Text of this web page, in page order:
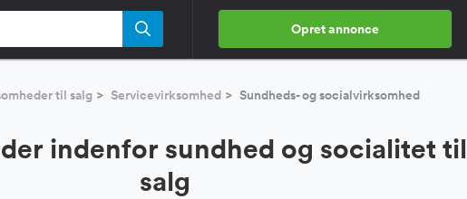
Opret annonce
til salg Servicevirksomhed Sundheds- og socialvirksomhed
indenfor sundhed og socialitet til
salg